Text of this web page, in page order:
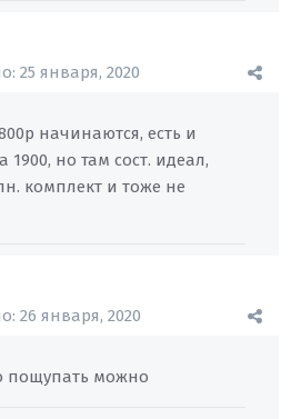
25 января, 2020
начинаются, есть и
1900, но там сост. идеал,
комплект и тоже не
26 января, 2020
пощупать можно